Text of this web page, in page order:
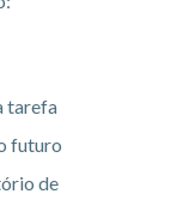
tarefa
futuro
de